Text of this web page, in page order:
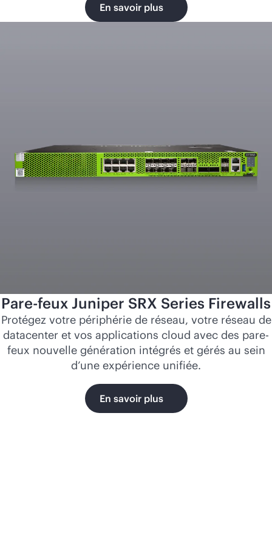
En savoir plus
Pare-feux Juniper SRX Series Firewalls
Protégez votre périphérie de réseau, votre réseau de
datacenter et vos applications cloud avec des pare-
feux nouvelle génération intégrés et gérés au sein
d’une expérience unifiée.
En savoir plus